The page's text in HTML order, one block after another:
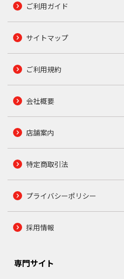
ご利用ガイド
サイトマップ
ご利用規約
会社概要
店舗案内
特定商取引法
プライバシーポリシー
採用情報
専門サイト